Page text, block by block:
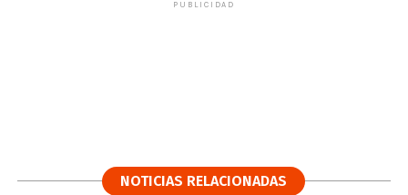
PUBLICIDAD
NOTICIAS RELACIONADAS